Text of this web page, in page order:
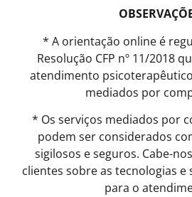
* A orientação online é
Resolução CFP nº 11/2018
atendimento
mediados por
* Os serviços mediados por
podem ser considerados
sigilosos e seguros. Cabe-
clientes sobre as tecnologias
para o